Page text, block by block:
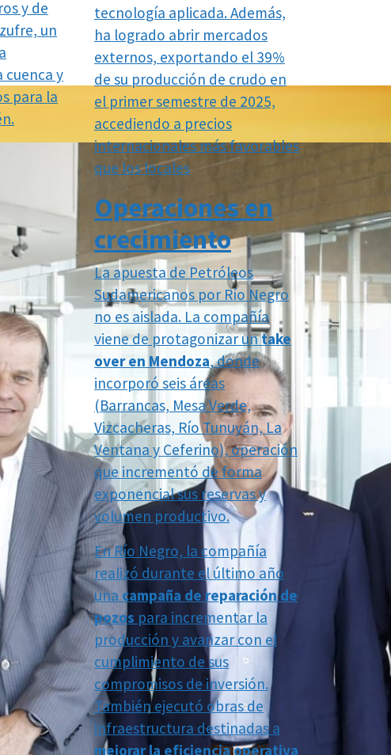
y de
un
y
para la
tecnología aplicada. Además,
ha logrado abrir mercados
externos, exportando el 39%
de su producción de crudo en
el primer semestre de 2025,
accediendo a precios
internacionales más favorables
que los locales
Operaciones en
crecimiento
La apuesta de Petróleos
Sudamericanos por Río Negro
no es aislada. La compañía
viene de protagonizar untake
over en Mendoza, donde
incorporó seis áreas
(Barrancas, Mesa Verde,
Vizcacheras, Río Tunuyán, La
Ventana y Ceferino), operación
que incrementó de forma
exponencial sus reservas y
volumen productivo.
En Río Negro, la compañía
realizó durante el último año
una campaña de reparación de
pozos para incrementar la
producción y avanzar con el
cumplimiento de sus
compromisos de inversión.
También ejecutó obras de
infraestructura destinadas a
mejorar la eficiencia operativa